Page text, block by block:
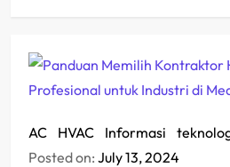
AC HVAC Informasi
Posted on: July 13, 2024